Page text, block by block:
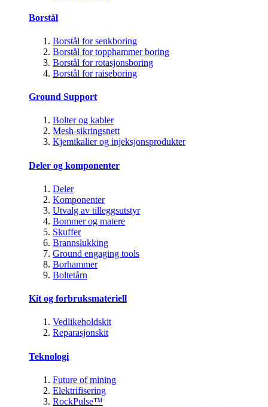
Borstål
Borstål for senkboring
Borstål for topphammer boring
Borstål for rotasjonsboring
Borstål for raiseboring
Ground Support
Bolter og kabler
Mesh-sikringsnett
Kjemikalier og injeksjonsprodukter
Deler og komponenter
Deler
Komponenter
Utvalg av tilleggsutstyr
Bommer og matere
Skuffer
Brannslukking
Ground engaging tools
Borhammer
Boltetårn
Kit og forbruksmateriell
Vedlikeholdskit
Reparasjonskit
Teknologi
Future of mining
Elektrifisering
RockPulse™